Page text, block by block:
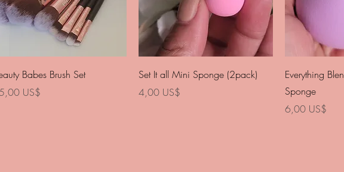
Vista rápida
Babes Brush Set
US$
Vista rápida
Set It all Mini Sponge (2pack)
Precio
4,00 US$
Everything
Sponge
Precio
6,00 US$